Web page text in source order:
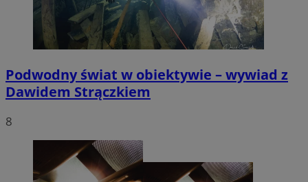
Podwodny świat w obiektywie – wywiad z
Dawidem Strączkiem
8